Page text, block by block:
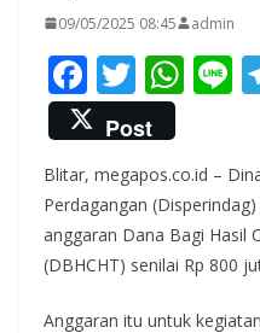
09/05/2025 08:45 admin
F
ac
e
b
o
o
k
T
w
itt
er
W
s
A
p
p
Post
Blitar, megapos.co.id –
Perdagangan
anggaran Dana Bagi Hasil
(DBHCHT) senilai Rp 800
Anggaran itu untuk